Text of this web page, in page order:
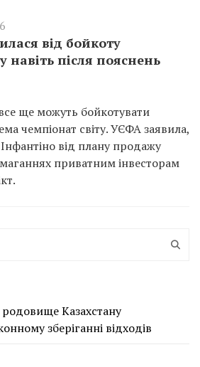
від бойкоту
навіть після пояснень
ще можуть бойкотувати
чемпіонат світу. УЄФА заявила,
від плану продажу
приватним інвесторам
Казахстану
зберіганні відходів